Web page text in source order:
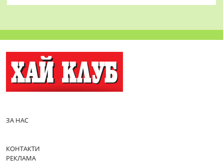
ЗА НАС
КОНТАКТИ
РЕКЛАМА